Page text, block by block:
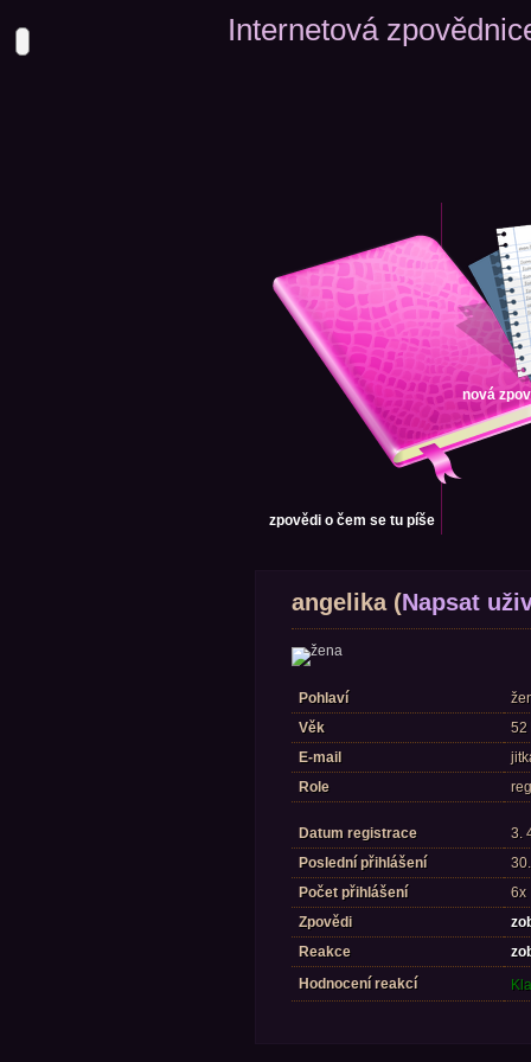
Internetová
zpovědi o čem se tu píše
nová
angelika (Napsat
Pohlaví
Věk
52
E-mail
Role
Datum registrace
3.
Poslední přihlášení
Počet přihlášení
6x
Zpovědi
Reakce
Hodnocení reakcí